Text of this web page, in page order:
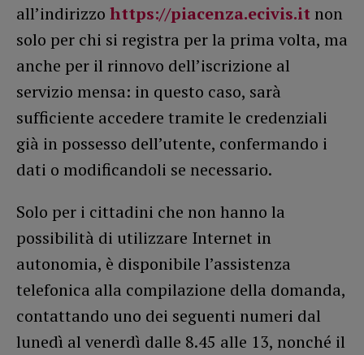
all’indirizzo https://piacenza.ecivis.it non
solo per chi si registra per la prima volta, ma
anche per il rinnovo dell’iscrizione al
servizio mensa: in questo caso, sarà
sufficiente accedere tramite le credenziali
già in possesso dell’utente, confermando i
dati o modificandoli se necessario.
Solo per i cittadini che non hanno la
possibilità di utilizzare Internet in
autonomia, è disponibile l’assistenza
telefonica alla compilazione della domanda,
contattando uno dei seguenti numeri dal
lunedì al venerdì dalle 8.45 alle 13, nonché il